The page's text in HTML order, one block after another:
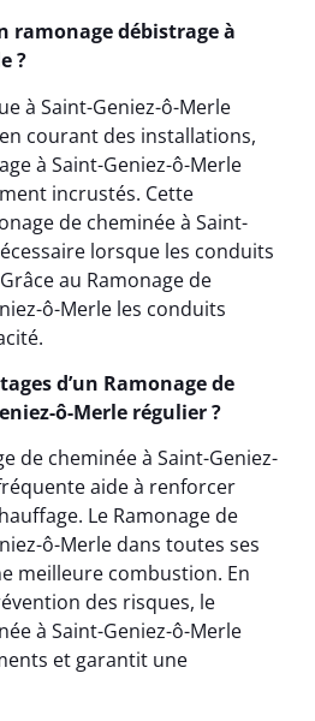
ramonage débistrage à
?
à Saint-Geniez-ô-Merle
courant des installations,
à Saint-Geniez-ô-Merle
incrustés. Cette
de cheminée à Saint-
lorsque les conduits
au Ramonage de
ô-Merle les conduits
d’un Ramonage de
ô-Merle régulier ?
de cheminée à Saint-Geniez-
aide à renforcer
Le Ramonage de
ô-Merle dans toutes ses
meilleure combustion. En
des risques, le
à Saint-Geniez-ô-Merle
et garantit une